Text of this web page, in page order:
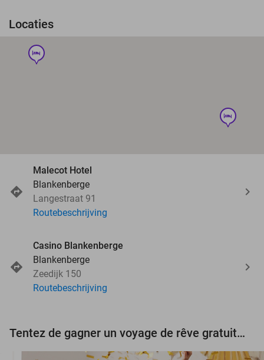
Locaties
hotel
hotel
Malecot Hotel
Blankenberge
Langestraat 91
Routebeschrijving
Casino Blankenberge
Blankenberge
Zeedijk 150
Routebeschrijving
Tentez de gagner un voyage de rêve gratuit d'une valeur de 3.000 € !